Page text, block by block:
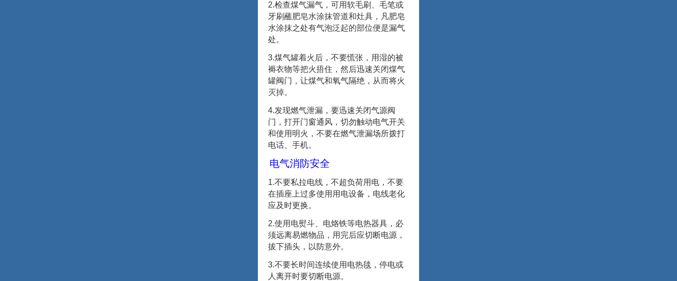
2.检查煤气漏气，可用软毛刷、毛笔或
牙刷蘸肥皂水涂抹管道和灶具，凡肥皂
水涂抹之处有气泡泛起的部位便是漏气
处。
3.煤气罐着火后，不要慌张，用湿的被
褥衣物等把火捂住，然后迅速关闭煤气
罐阀门，让煤气和氧气隔绝，从而将火
灭掉。
4.发现燃气泄漏，要迅速关闭气源阀
门，打开门窗通风，切勿触动电气开关
和使用明火，不要在燃气泄漏场所拨打
电话、手机。
电气消防安全
1.不要私拉电线，不超负荷用电，不要
在插座上过多使用用电设备，电线老化
应及时更换。
2.使用电熨斗、电烙铁等电热器具，必
须远离易燃物品，用完后应切断电源，
拔下插头，以防意外。
3.不要长时间连续使用电热毯，停电或
人离开时要切断电源。